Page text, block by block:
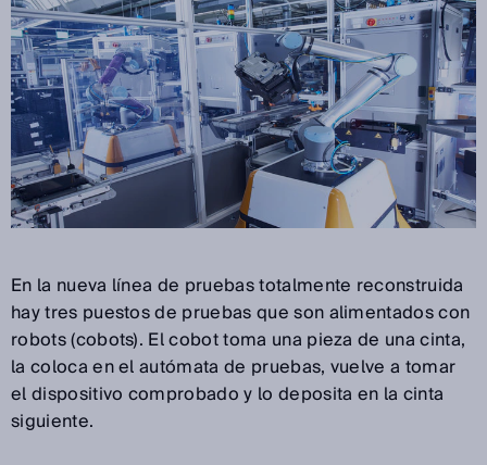
En la nueva línea de pruebas totalmente reconstruida
hay tres puestos de pruebas que son alimentados con
robots (cobots). El cobot toma una pieza de una cinta,
la coloca en el autómata de pruebas, vuelve a tomar
el dispositivo comprobado y lo deposita en la cinta
siguiente.